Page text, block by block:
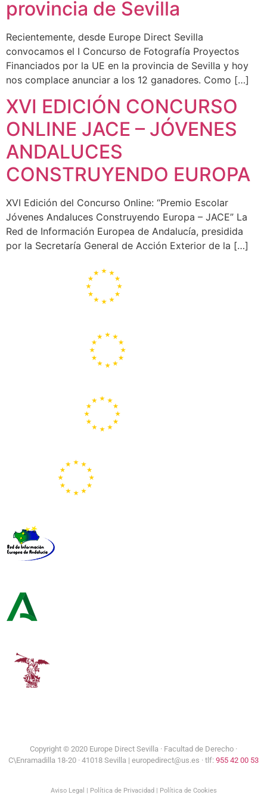
provincia de Sevilla
Recientemente, desde Europe Direct Sevilla
convocamos el I Concurso de Fotografía Proyectos
Financiados por la UE en la provincia de Sevilla y hoy
nos complace anunciar a los 12 ganadores. Como […]
XVI EDICIÓN CONCURSO
ONLINE JACE – JÓVENES
ANDALUCES
CONSTRUYENDO EUROPA
XVI Edición del Concurso Online: “Premio Escolar
Jóvenes Andaluces Construyendo Europa – JACE” La
Red de Información Europea de Andalucía, presidida
por la Secretaría General de Acción Exterior de la […]
Copyright © 2020 Europe Direct Sevilla · Facultad de Derecho ·
C\Enramadilla 18-20 · 41018 Sevilla | europedirect@us.es · tlf: 955 42 00 53
Aviso Legal Política de Privacidad Política de Cookies